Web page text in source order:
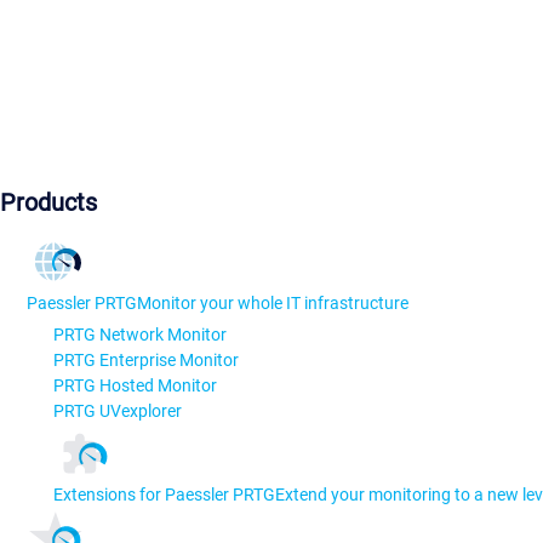
Products
Paessler PRTGMonitor your whole IT infrastructure
PRTG Network Monitor
PRTG Enterprise Monitor
PRTG Hosted Monitor
PRTG UVexplorer
Extensions for Paessler PRTGExtend your monitoring to a new